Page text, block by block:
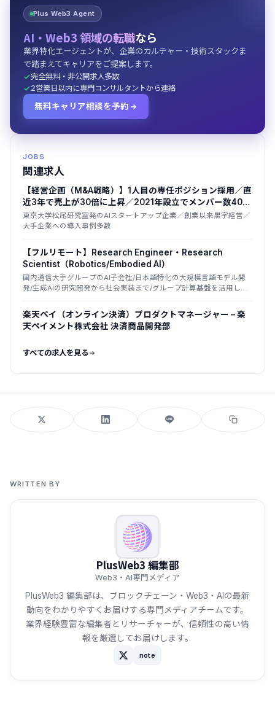
Plus Web3 Agent
AI・Web3 領域の転職なら
業界特化エージェントが、企業のカルチャー・技術スタックま
で踏まえてキャリアをご提案します。
完全無料・非公開求人多数
2営業日以内に専門コンサルタントから連絡
無料キャリア相談を予約
JOBS
関連求人
【経営企画（M&A戦略）】1人目の専任ポジション採用／直
近3年で売上が30倍に上昇／2021年設立でメンバー数400
名超まで拡大
東京大学松尾研究室発のAIスタートアップ企業／創業以来黒字経営／
大手企業への導入事例多数
【フルリモート】Research Engineer・Research
Scientist（Robotics/Embodied AI）
国内通信大手グループのAI子会社/日本語特化の大規模言語モデル開
発/生成AIの研究開発から社会実装まで/グループ計算基盤を活用した
楽天ペイ（オンライン決済）プロダクトマネージャー – 楽
天ペイメント株式会社 決済商品開発部
すべての求人を見る
WRITTEN BY
PlusWeb3 編集部
Web3・AI専門メディア
PlusWeb3 編集部は、ブロックチェーン・Web3・AIの最新
動向をわかりやすくお届けする専門メディアチームです。
業界経験豊富な編集者とリサーチャーが、信頼性の高い情
報を厳選してお届けします。
note